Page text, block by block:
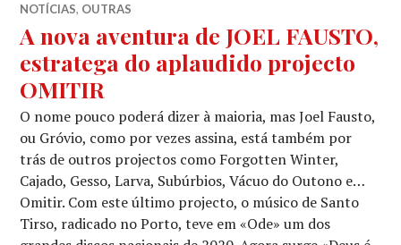
NOTÍCIAS, OUTRAS
A nova aventura de JOEL FAUSTO,
estratega do aplaudido projecto
OMITIR
O nome pouco poderá dizer à maioria, mas Joel Fausto,
ou Gróvio, como por vezes assina, está também por
trás de outros projectos como Forgotten Winter,
Cajado, Gesso, Larva, Subúrbios, Vácuo do Outono e…
Omitir. Com este último projecto, o músico de Santo
Tirso, radicado no Porto, teve em «Ode» um dos